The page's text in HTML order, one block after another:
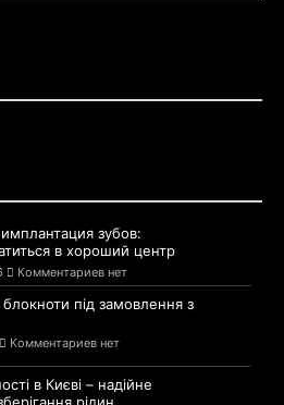
зубов:
в хороший центр
Комментариев нет
блокноти під замовлення з
Комментариев нет
в Києві – надійне